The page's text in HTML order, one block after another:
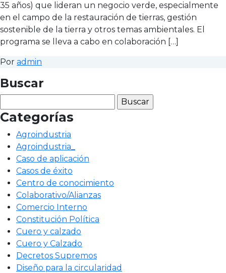
35 años) que lideran un negocio verde, especialmente
en el campo de la restauración de tierras, gestión
sostenible de la tierra y otros temas ambientales. El
programa se lleva a cabo en colaboración […]
Por admin
Buscar
Categorías
Agroindustria
Agroindustria_
Caso de aplicación
Casos de éxito
Centro de conocimiento
Colaborativo/Alianzas
Comercio Interno
Constitución Política
Cuero y calzado
Cuero y Calzado
Decretos Supremos
Diseño para la circularidad